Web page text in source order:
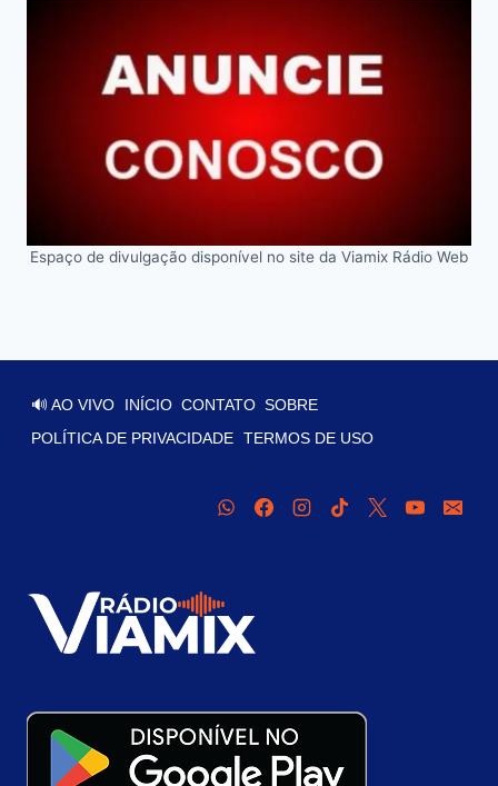
Espaço de divulgação disponível no site da Viamix Rádio Web
🔊 AO VIVO INÍCIO CONTATO SOBRE
POLÍTICA DE PRIVACIDADE TERMOS DE USO